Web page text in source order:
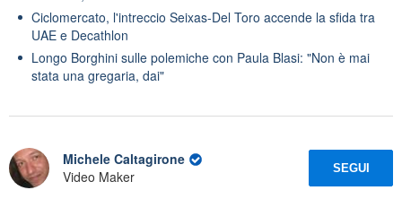
Ciclomercato, l'intreccio Seixas-Del Toro accende la sfida tra
UAE e Decathlon
Longo Borghini sulle polemiche con Paula Blasi: "Non è mai
stata una gregaria, dai"
Michele Caltagirone
Video Maker
SEGUI